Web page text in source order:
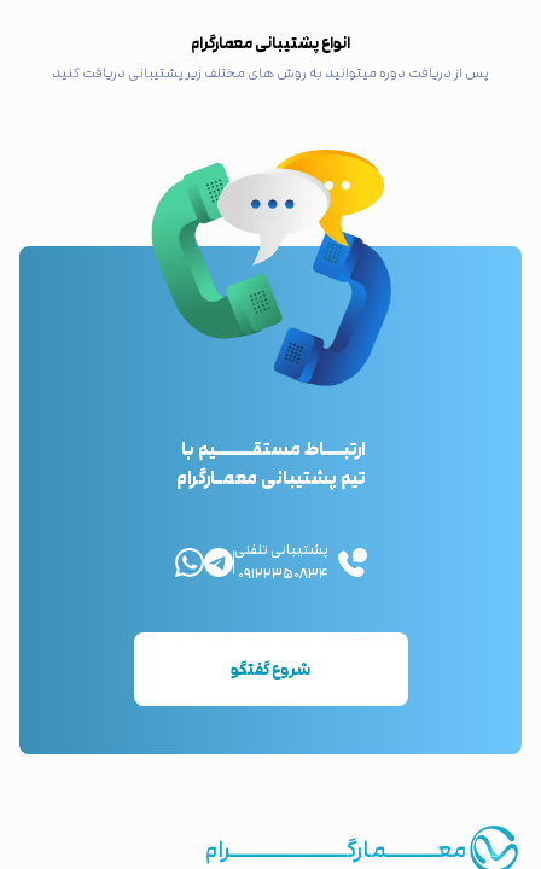
انواع پشتیبانی معمارگرام
پس از دریافت دوره میتوانید به روش های مختلف زیر پشتیبانی دریافت کنید
ارتبـــاط مستقــــــیم با
تیم پشتیبانی معمـارگرام
پشتیبانی تلفنی
۰۹۱۲۲۳۵۰۸۳۴
شروع گفتگو
معـــــــمارگــــــــــــــــرام